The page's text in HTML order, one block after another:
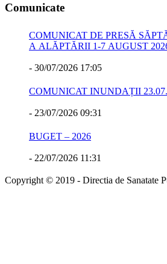
Comunicate
COMUNICAT DE PRESĂ
A ALĂPTĂRII 1-7 AUGUST
- 30/07/2026 17:05
COMUNICAT INUNDAȚII
- 23/07/2026 09:31
BUGET – 2026
- 22/07/2026 11:31
Copyright © 2019 - Directia de Sanatate